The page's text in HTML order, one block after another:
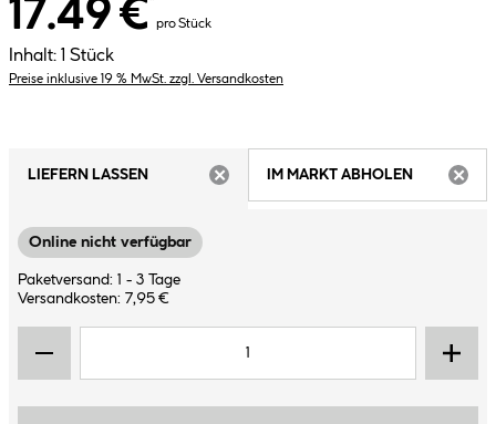
17.49 € pro Stück
Inhalt: 1 Stück
Preise inklusive 19 % MwSt. zzgl. Versandkosten
LIEFERN LASSEN
IM MARKT ABHOLEN
Online nicht verfügbar
Paketversand: 1 - 3 Tage
Versandkosten: 7,95 €